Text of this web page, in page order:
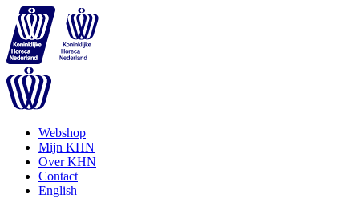
Webshop
Mijn KHN
Over KHN
Contact
English